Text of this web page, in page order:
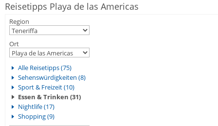
Reisetipps Playa de las Americas
Region
Ort
Alle Reisetipps (75)
Sehenswürdigkeiten (8)
Sport & Freizeit (10)
Essen & Trinken (31)
Nightlife (17)
Shopping (9)